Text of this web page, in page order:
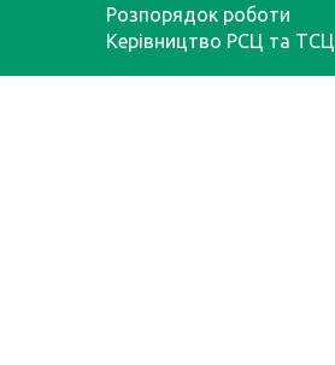
Розпорядок роботи
Керівництво РСЦ та ТСЦ